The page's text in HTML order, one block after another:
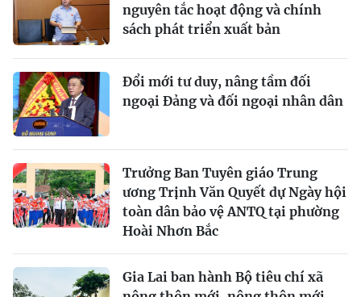
nguyên tắc hoạt động và chính
sách phát triển xuất bản
Đổi mới tư duy, nâng tầm đối
ngoại Đảng và đối ngoại nhân dân
Trưởng Ban Tuyên giáo Trung
ương Trịnh Văn Quyết dự Ngày hội
toàn dân bảo vệ ANTQ tại phường
Hoài Nhơn Bắc
Gia Lai ban hành Bộ tiêu chí xã